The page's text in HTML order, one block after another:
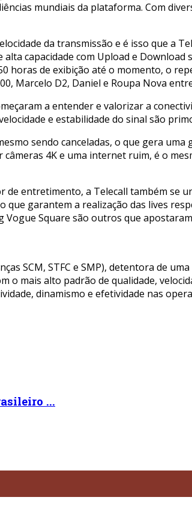
mundiais da plataforma. Com
da transmissão e é isso que a
capacidade com Upload e
horas de exibição até o momento, o
Marcelo D2, Daniel e Roupa Nova
a entender e valorizar a
e estabilidade do sinal são
sendo canceladas, o que gera
4K e uma internet ruim, é o
de entretimento, a Telecall também se
que garantem a realização das lives
Vogue Square são outros que
SCM, STFC e SMP), detentora de
mais alto padrão de qualidade,
dinamismo e efetividade nas
...